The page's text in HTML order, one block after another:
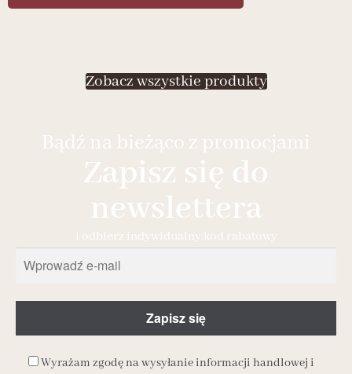
Zobacz wszystkie produkty
Bądź na bieżąco z promocjami
Zapisz się do
newslettera
i odbierz indywidualny kod rabatowy
Wyrażam zgodę na wysyłanie informacji handlowej i